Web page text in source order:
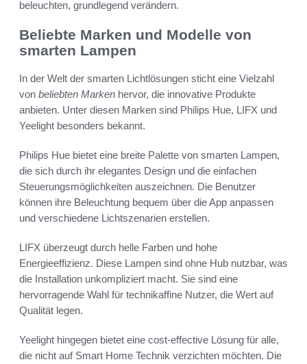
beleuchten, grundlegend verändern.
Beliebte Marken und Modelle von
smarten Lampen
In der Welt der smarten Lichtlösungen sticht eine Vielzahl
von beliebten Marken hervor, die innovative Produkte
anbieten. Unter diesen Marken sind Philips Hue, LIFX und
Yeelight besonders bekannt.
Philips Hue bietet eine breite Palette von smarten Lampen,
die sich durch ihr elegantes Design und die einfachen
Steuerungsmöglichkeiten auszeichnen. Die Benutzer
können ihre Beleuchtung bequem über die App anpassen
und verschiedene Lichtszenarien erstellen.
LIFX überzeugt durch helle Farben und hohe
Energieeffizienz. Diese Lampen sind ohne Hub nutzbar, was
die Installation unkompliziert macht. Sie sind eine
hervorragende Wahl für technikaffine Nutzer, die Wert auf
Qualität legen.
Yeelight hingegen bietet eine cost-effective Lösung für alle,
die nicht auf Smart Home Technik verzichten möchten. Die